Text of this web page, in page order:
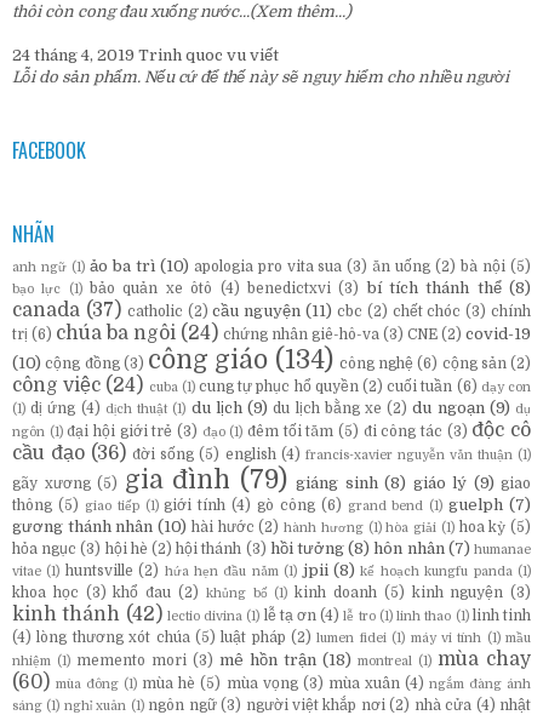
thôi còn cong đau xuống nước...(Xem thêm...)
24 tháng 4, 2019 Trinh quoc vu viết
Lỗi do sản phẩm. Nếu cứ để thế này sẽ nguy hiểm cho nhiều người
FACEBOOK
NHÃN
anh ngữ (1) ảo ba trì (10) apologia pro vita sua (3) ăn uống (2) bà nội (5)
bạo lực (1) bảo quản xe ôtô (4) benedictxvi (3) bí tích thánh thể (8)
canada (37) catholic (2) cầu nguyện (11) cbc (2) chết chóc (3) chính
trị (6) chúa ba ngôi (24) chứng nhân giê-hô-va (3) CNE (2) covid-19
(10) cộng đồng (3) công giáo (134) công nghệ (6) cộng sản (2)
công việc (24) cuba (1) cung tự phục hổ quyền (2) cuối tuần (6) dạy con
(1) dị ứng (4) dịch thuật (1) du lịch (9) du lịch bằng xe (2) du ngoạn (9) dụ
ngôn (1) đại hội giới trẻ (3) đạo (1) đêm tối tăm (5) đi công tác (3) độc cô
cầu đạo (36) đời sống (5) english (4) francis-xavier nguyễn văn thuận (1)
gãy xương (5) gia đình (79) giáng sinh (8) giáo lý (9) giao
thông (5) giao tiếp (1) giới tính (4) gò công (6) grand bend (1) guelph (7)
gương thánh nhân (10) hài hước (2) hành hương (1) hòa giải (1) hoa kỳ (5)
hỏa ngục (3) hội hè (2) hội thánh (3) hồi tưởng (8) hôn nhân (7) humanae
vitae (1) huntsville (2) hứa hẹn đầu năm (1) jpii (8) kế hoạch kungfu panda (1)
khoa học (3) khổ đau (2) khủng bố (1) kinh doanh (5) kinh nguyện (3)
kinh thánh (42) lectio divina (1) lễ tạ ơn (4) lễ tro (1) linh thao (1) linh tinh
(4) lòng thương xót chúa (5) luật pháp (2) lumen fidei (1) máy vi tính (1) mầu
nhiệm
(1) memento mori (3) mê hồn trận (18) montreal (1) mùa chay
(60) mùa đông (1) mùa hè (5) mùa vọng (3) mùa xuân (4) ngắm đàng ánh
sáng (1) nghỉ xuân (1) ngôn ngữ (3) người việt khắp nơi (2) nhà cửa (4) nhật